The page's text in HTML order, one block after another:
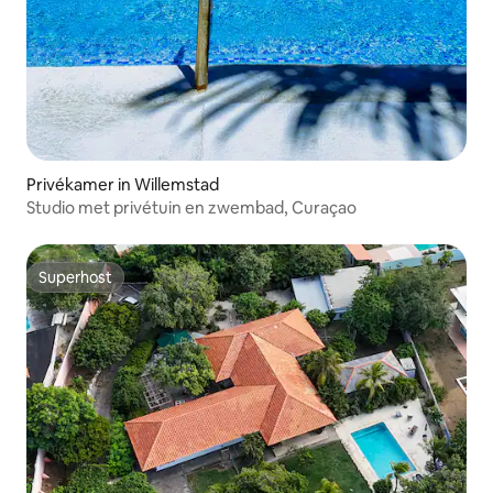
Privékamer in Willemstad
Studio met privétuin en zwembad, Curaçao
Superhost
Superhost